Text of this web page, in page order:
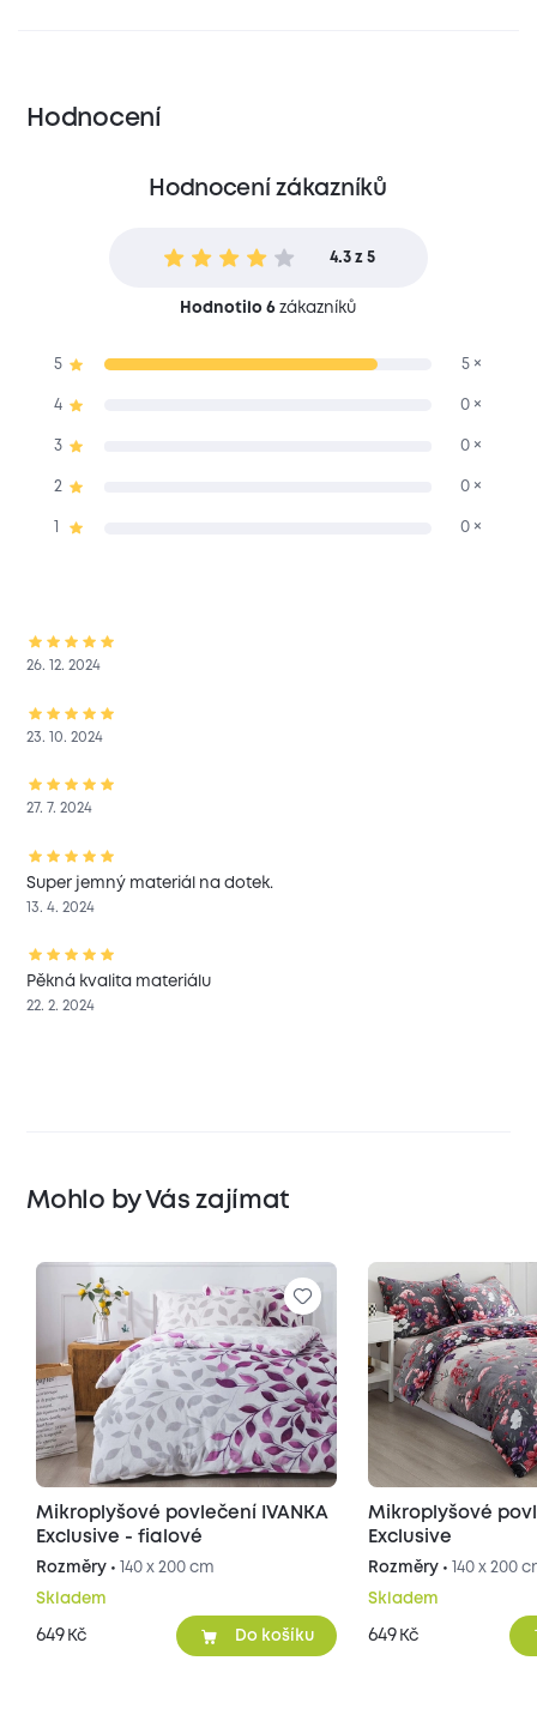
Hodnocení
Hodnocení zákazníků
4.3 z 5
Hodnotilo 6 zákazníků
5 5 ×
4 0 ×
3 0 ×
2 0 ×
0 ×
26. 12. 2024
23. 10. 2024
27. 7. 2024
Super jemný materiál na dotek.
13. 4. 2024
Pěkná kvalita materiálu
22. 2. 2024
Mohlo by Vás zajímat
Mikroplyšové povlečení IVANKA
Exclusive - fialové
Rozměry • 140 x 200 cm
Skladem
649 Kč Do košíku
Mikroplyšové
Exclusive
Rozměry • 140 x 200
Skladem
649 Kč